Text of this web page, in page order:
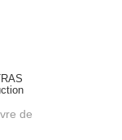
de